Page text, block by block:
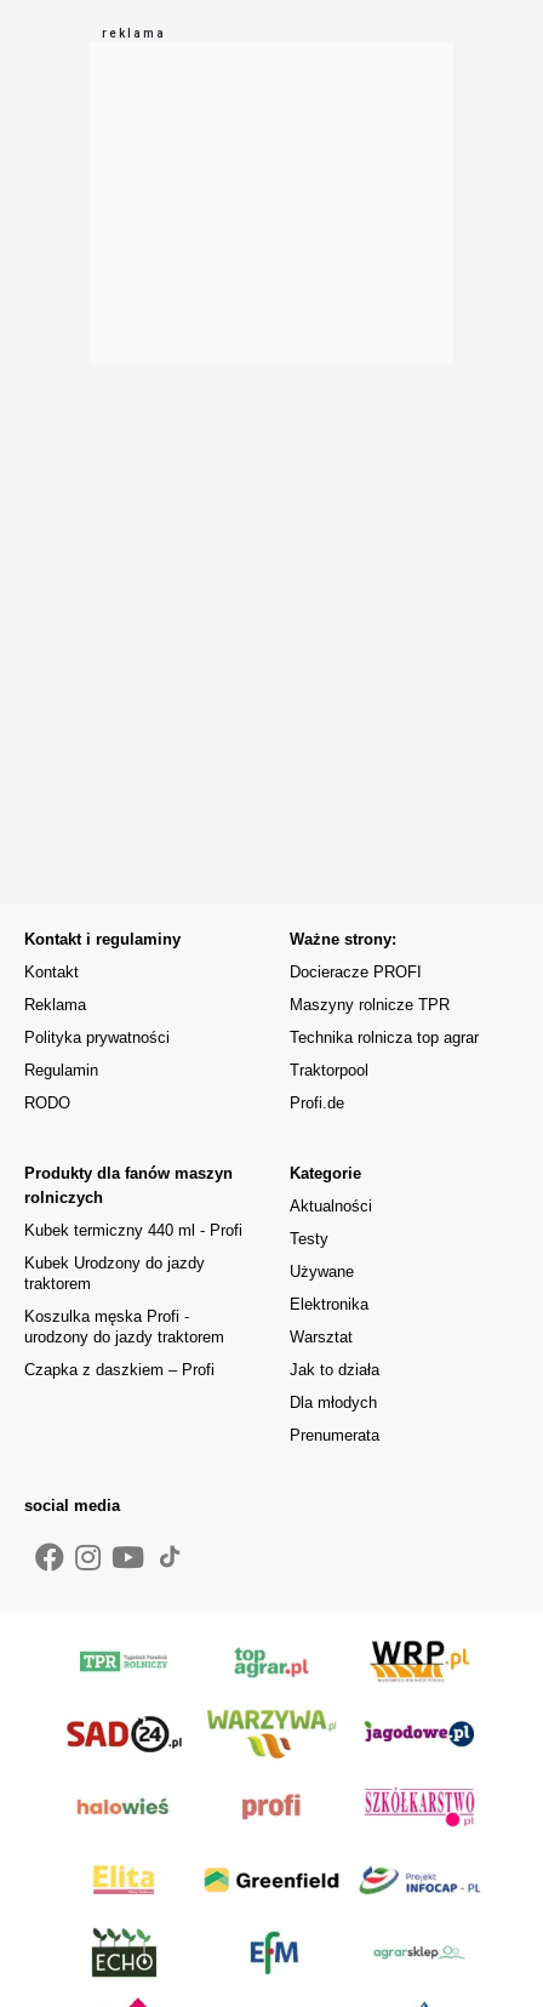
Kontakt i regulaminy
Kontakt
Reklama
Polityka prywatności
Regulamin
RODO
Kategorie
Aktualności
Testy
Używane
Elektronika
Warsztat
Jak to działa
Dla młodych
Prenumerata
Produkty dla fanów maszyn
rolniczych
Kubek termiczny 440 ml - Profi
Kubek Urodzony do jazdy
traktorem
Koszulka męska Profi -
urodzony do jazdy traktorem
Czapka z daszkiem – Profi
Ważne strony:
Docieracze PROFI
Maszyny rolnicze TPR
Technika rolnicza top agrar
Traktorpool
Profi.de
social media